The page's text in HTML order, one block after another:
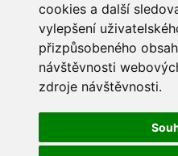
cookies a další
vylepšení
přizpůsobeného
návštěvnosti
zdroje návštěvnosti.
25 26 27 28 29
STATISTIKY